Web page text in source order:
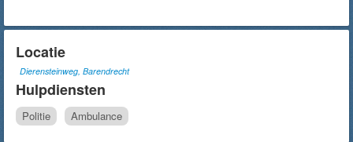
Locatie
Dierensteinweg, Barendrecht
Hulpdiensten
Politie Ambulance